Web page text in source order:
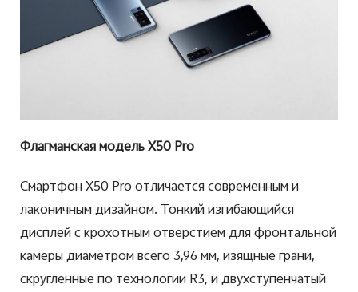
Флагманская модель X50 Pro
Смартфон X50 Pro отличается современным и
лаконичным дизайном. Тонкий изгибающийся
дисплей с крохотным отверстием для фронтальной
камеры диаметром всего 3,96 мм, изящные грани,
скруглённые по технологии R3, и двухступенчатый